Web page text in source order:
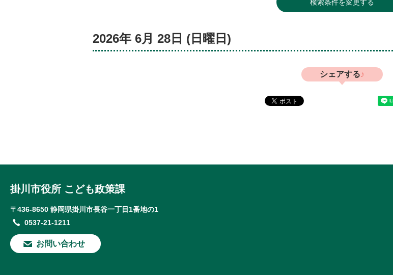
検索条件を変更する
2026年 6月 28日 (日 曜日 )
シェアする
掛川市役所 こども政策課
〒436-8650 静岡県掛川市長谷一丁目1番地の1
0537-21-1211
お問い合わせ